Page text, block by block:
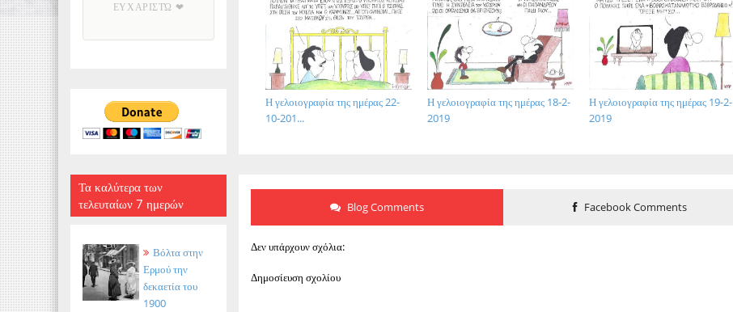
ΕΥΧΑΡΙΣΤΏ ❤
Τα καλύτερα των
τελευταίων 7 ημερών
Βόλτα στην
Ερμού την
δεκαετία του
1900
Η γελοιογραφία της ημέρας 19-2-
2019
Η γελοιογραφία της ημέρας 18-2-
2019
Η γελοιογραφία της ημέρας 22-
10-201...
Blog Comments Facebook Comments
Δεν υπάρχουν σχόλια:
Δημοσίευση σχολίου